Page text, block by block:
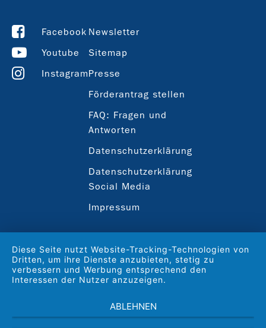
Facebook
Youtube
Instagram
Newsletter
Sitemap
Presse
Förderantrag stellen
FAQ: Fragen und
Antworten
Datenschutzerklärung
Datenschutzerklärung
Social Media
Impressum
Diese Seite nutzt Website-Tracking-Technologien von
Dritten, um ihre Dienste anzubieten, stetig zu
verbessern und Werbung entsprechend den
Interessen der Nutzer anzuzeigen.
ABLEHNEN